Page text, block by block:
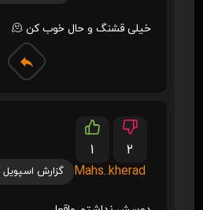
خیلی قشنگ و حال خوب کن 🫠
1
2
Mahs..kherad
گزارش اسپویل